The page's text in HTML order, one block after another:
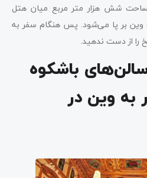
شش هزار متر مربع میان هتل
وین بر‌ پا می‌شود. پس هنگام سفر به
را از دست ندهید.
با‌شکوه
به وین در